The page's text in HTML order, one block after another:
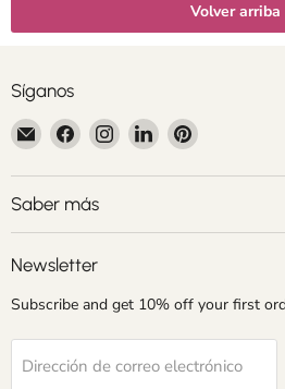
Volver arriba
Síganos
Encuéntrenos
en
Correo
electrónico
Encuéntrenos
en
Facebook
Encuéntrenos
en
Instagram
Encuéntrenos
en
LinkedIn
Encuéntrenos
Pinterest
Saber más
Newsletter
Subscribe and get 10% off your first
Dirección de correo electrónico